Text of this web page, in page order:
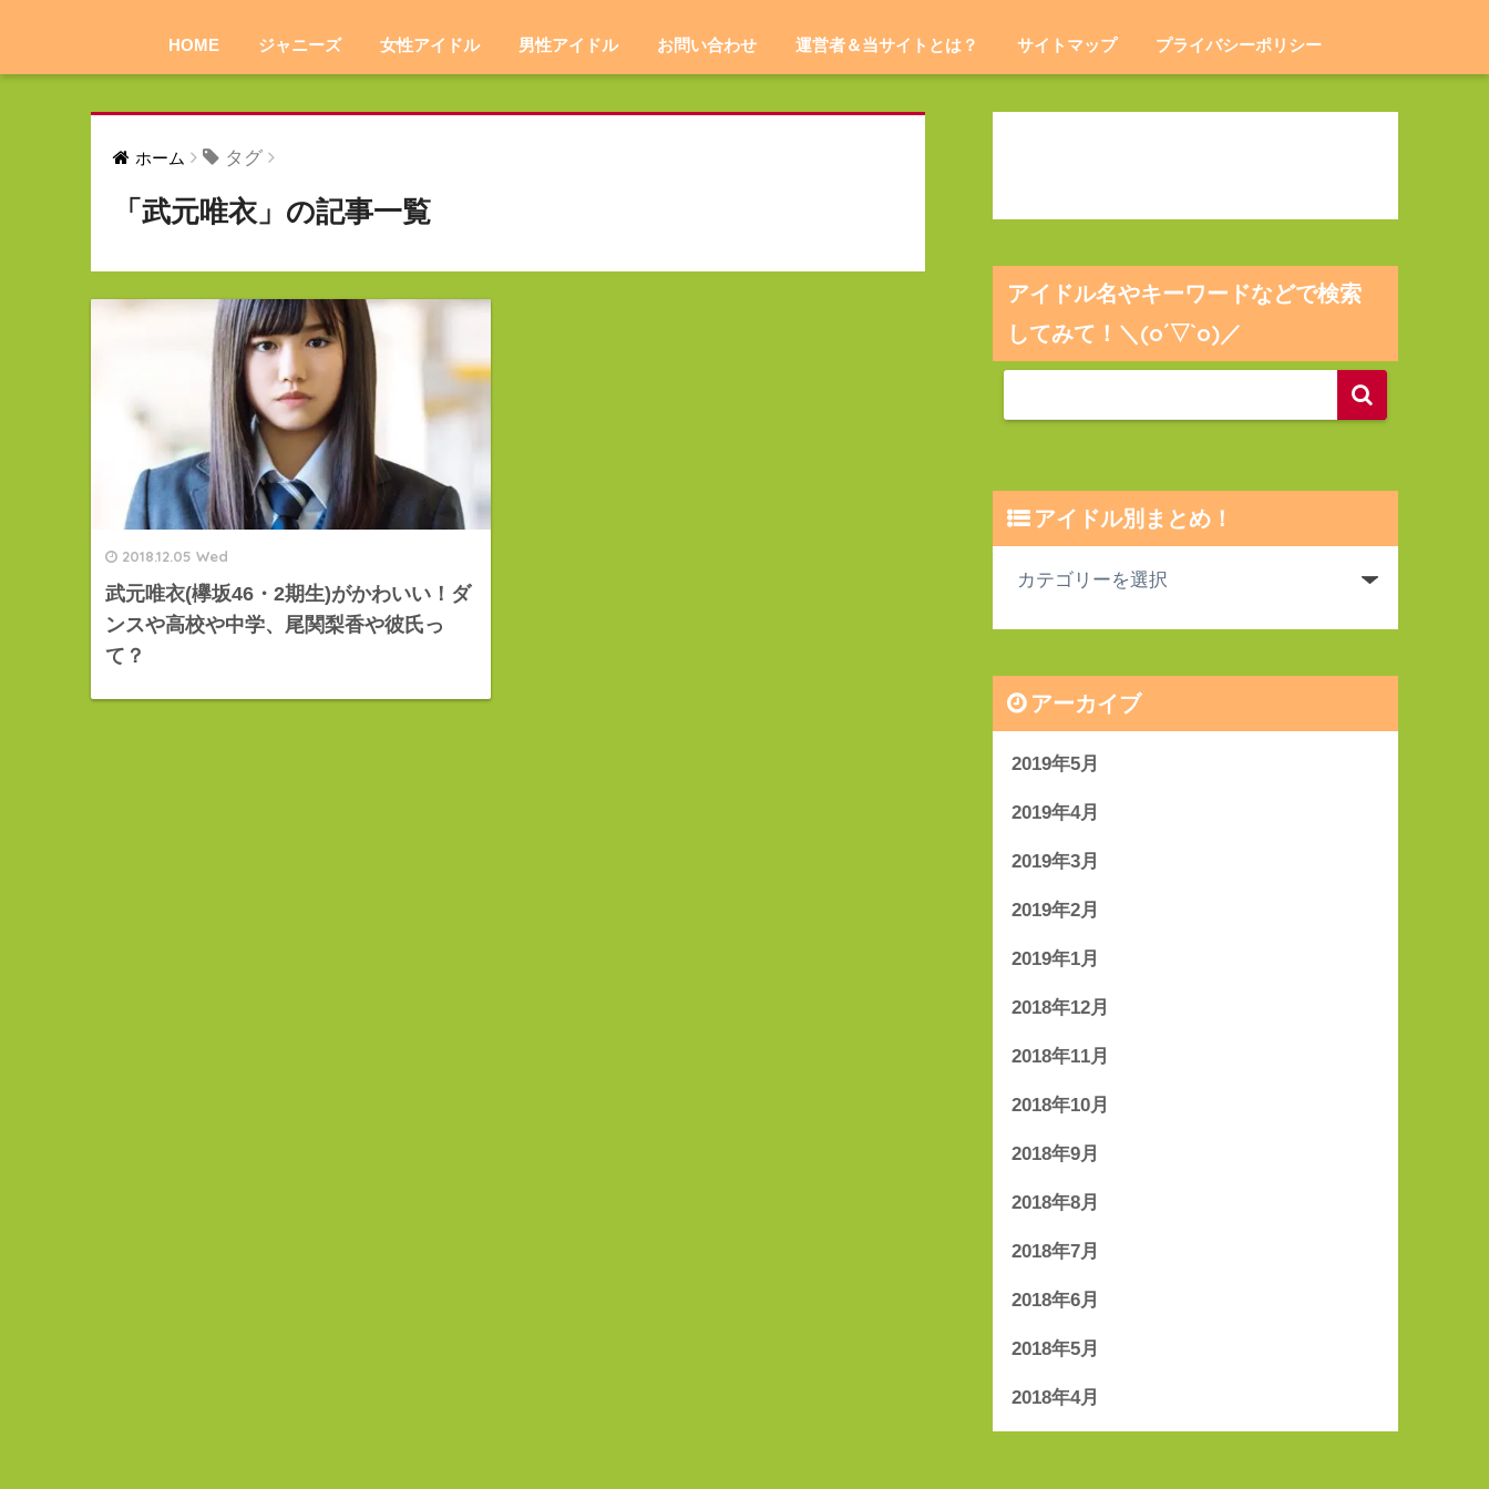
HOME ジャニーズ 女性アイドル 男性アイドル お問い合わせ 運営者＆当サイトとは？ サイトマップ プライバシーポリシー
ホーム タグ
「武元唯衣」の記事一覧
2018.12.05 Wed
武元唯衣(欅坂46・2期生)がかわいい！ダ
ンスや高校や中学、尾関梨香や彼氏っ
て？
アイドル名やキーワードなどで検索
してみて！＼(o´▽`o)／
アイドル別まとめ！
アーカイブ
2019年5月
2019年4月
2019年3月
2019年2月
2019年1月
2018年12月
2018年11月
2018年10月
2018年9月
2018年8月
2018年7月
2018年6月
2018年5月
2018年4月